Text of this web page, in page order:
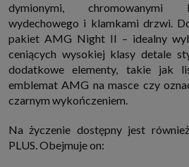
dymionymi, chromowanymi
wydechowego i klamkami drzwi.
pakiet AMG Night II – idealny
ceniących wysokiej klasy detale
dodatkowe elementy, takie jak
emblemat AMG na masce czy
czarnym wykończeniem.
Na życzenie dostępny jest
PLUS. Obejmuje on: